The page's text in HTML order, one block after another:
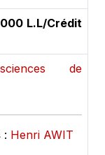
L.L/Crédit
de
: Henri AWIT